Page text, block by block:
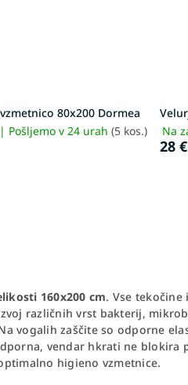
80x200 Dormea
Pošljemo v 24 urah (5 kos.)
Na
28 €
160x200 cm. Vse tekočine
različnih vrst bakterij,
vogalih zaščite so odporne
vendar hkrati ne blokira
higieno vzmetnice.